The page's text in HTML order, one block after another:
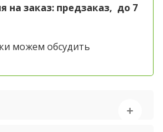
на заказ: предзаказ, до 7
можем обсудить